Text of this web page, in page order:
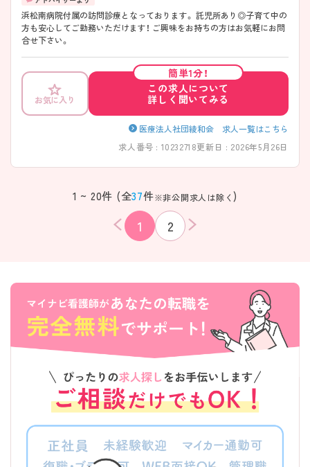
該当件数
条件を
クリア
検索する
浜松南病院付属の訪問診療となっております。 託児所あり◎子育て中の
方も安心してご勤務いただけます！ ご興味をお持ちの方はお気軽にお問
合せ下さい。
お気に入り
簡単1分！
この求人について
詳しく聞いてみる
医療法人社団綾和会 求人一覧はこちら
求人番号 : 10232718更新日 : 2026年5月26日
1 ~ 20件 (全37件※非公開求人は除く )
1 2